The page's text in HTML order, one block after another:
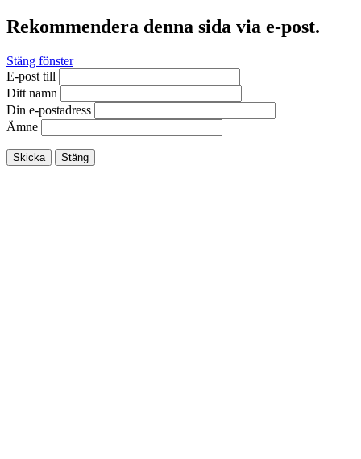
Rekommendera denna sida via e-post.
Stäng fönster
E-post till
Ditt namn
Din e-postadress
Ämne
Skicka Stäng